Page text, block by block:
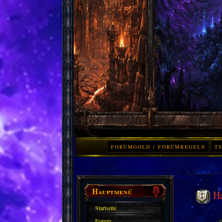
FORUMGOLD / FORUMREGELN
Hauptmenü
Startseite